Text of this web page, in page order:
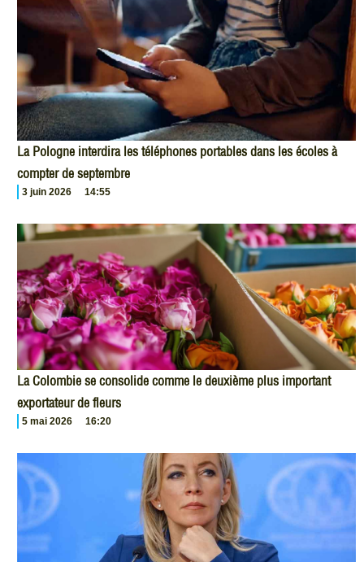
La Pologne interdira les téléphones portables dans les écoles à
compter de septembre
3 juin 2026 14:55
La Colombie se consolide comme le deuxième plus important
exportateur de fleurs
5 mai 2026 16:20